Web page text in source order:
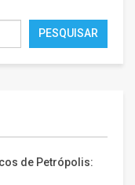
PESQUISAR
de Petrópolis: